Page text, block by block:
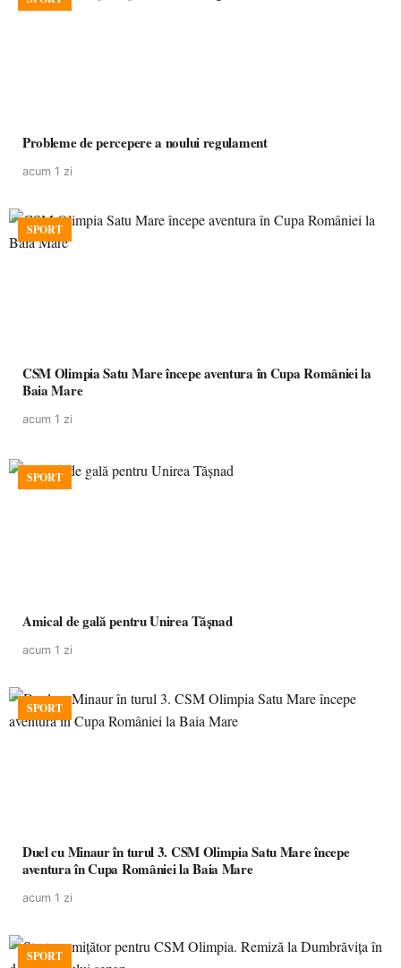
Probleme de percepere a noului regulament
acum 1 zi
SPORT
CSM Olimpia Satu Mare începe aventura în Cupa României la
Baia Mare
acum 1 zi
SPORT
Amical de gală pentru Unirea Tășnad
acum 1 zi
SPORT
Duel cu Minaur în turul 3. CSM Olimpia Satu Mare începe
aventura în Cupa României la Baia Mare
acum 1 zi
SPORT